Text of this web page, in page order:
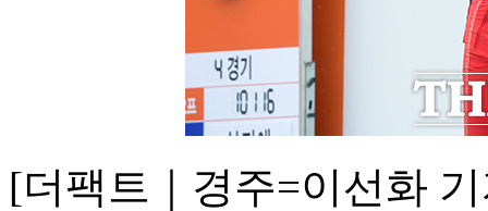
[더팩트｜경주=이선화